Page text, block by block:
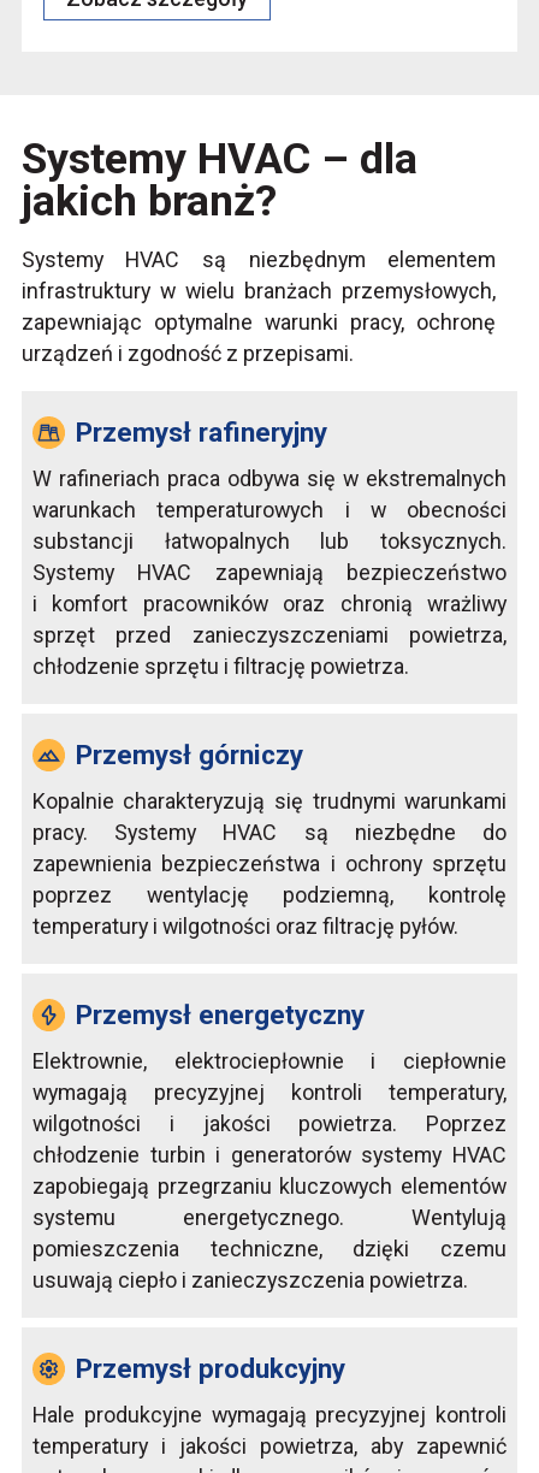
Systemy HVAC – dla
jakich branż?
Systemy HVAC są niezbędnym elementem
infrastruktury w wielu branżach przemysłowych,
zapewniając optymalne warunki pracy, ochronę
urządzeń i zgodność z przepisami.
Przemysł rafineryjny
W rafineriach praca odbywa się w ekstremalnych
warunkach temperaturowych i w obecności
substancji łatwopalnych lub toksycznych.
Systemy HVAC zapewniają bezpieczeństwo
i komfort pracowników oraz chronią wrażliwy
sprzęt przed zanieczyszczeniami powietrza,
chłodzenie sprzętu i filtrację powietrza.
Przemysł górniczy
Kopalnie charakteryzują się trudnymi warunkami
pracy. Systemy HVAC są niezbędne do
zapewnienia bezpieczeństwa i ochrony sprzętu
poprzez wentylację podziemną, kontrolę
temperatury i wilgotności oraz filtrację pyłów.
Przemysł energetyczny
Elektrownie, elektrociepłownie i ciepłownie
wymagają precyzyjnej kontroli temperatury,
wilgotności i jakości powietrza. Poprzez
chłodzenie turbin i generatorów systemy HVAC
zapobiegają przegrzaniu kluczowych elementów
systemu energetycznego. Wentylują
pomieszczenia techniczne, dzięki czemu
usuwają ciepło i zanieczyszczenia powietrza.
Przemysł produkcyjny
Hale produkcyjne wymagają precyzyjnej kontroli
temperatury i jakości powietrza, aby zapewnić